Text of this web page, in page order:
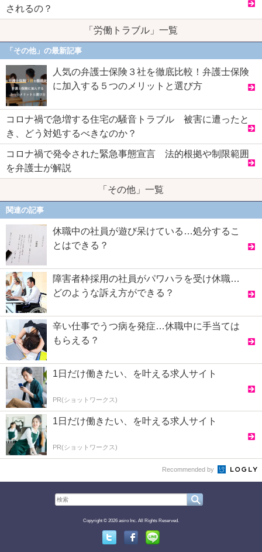
されるの？
「労働トラブル」一覧
「その他」の最新記事
人気の弁護士保険３社を徹底比較！弁護士保険
に加入する５つのメリットと選び方
コロナ禍で急増する住宅の騒音トラブル 被害に遭ったと
き、どう対処するべきなのか？
コロナ禍で発令された緊急事態宣言 法的根拠や制限範囲
を弁護士が解説
「その他」一覧
関連の記事
休職中の社員が遊び呆けている…処分するこ
とはできる？
障害者枠採用の社員がパワハラを受け休職…
どのような訴え方ができる？
辛い仕事でうつ病を発症…休職中に手当ては
もらえる？
1日だけ働きたい、を叶える求人サイト
PR(ショットワークス)
1日だけ働きたい、を叶える求人サイト
PR(ショットワークス)
Recommended by
Copyright © 2026 asiro Inc. All Rights Reserved.